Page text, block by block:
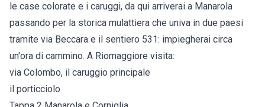
le case colorate e i caruggi, da qui arriverai a Manarola
passando per la storica mulattiera che univa in due paesi
tramite via Beccara e il sentiero 531: impiegherai circa
un'ora di cammino. A Riomaggiore visita:
via Colombo, il caruggio principale
il porticciolo